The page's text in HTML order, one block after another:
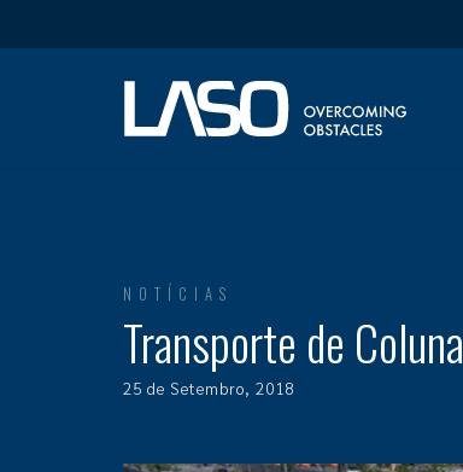
NOTÍCIAS
Transporte de Coluna
25 de Setembro, 2018